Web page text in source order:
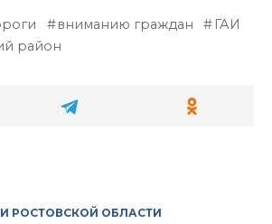
вниманию граждан
ГАИ
район
РОСТОВСКОЙ ОБЛАСТИ